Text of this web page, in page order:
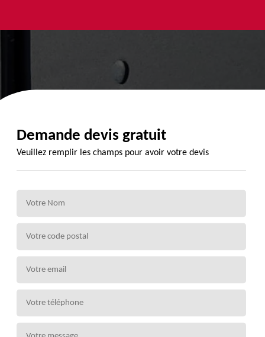
Demande devis gratuit
Veuillez remplir les champs pour avoir votre devis